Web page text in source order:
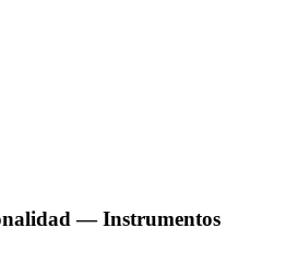
— Instrumentos